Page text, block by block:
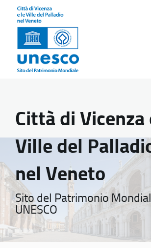
Città di Vicenza
Ville del
nel Veneto
Sito del Patrimonio
UNESCO